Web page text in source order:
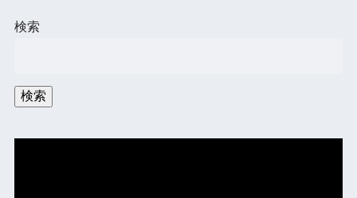
検索
検索